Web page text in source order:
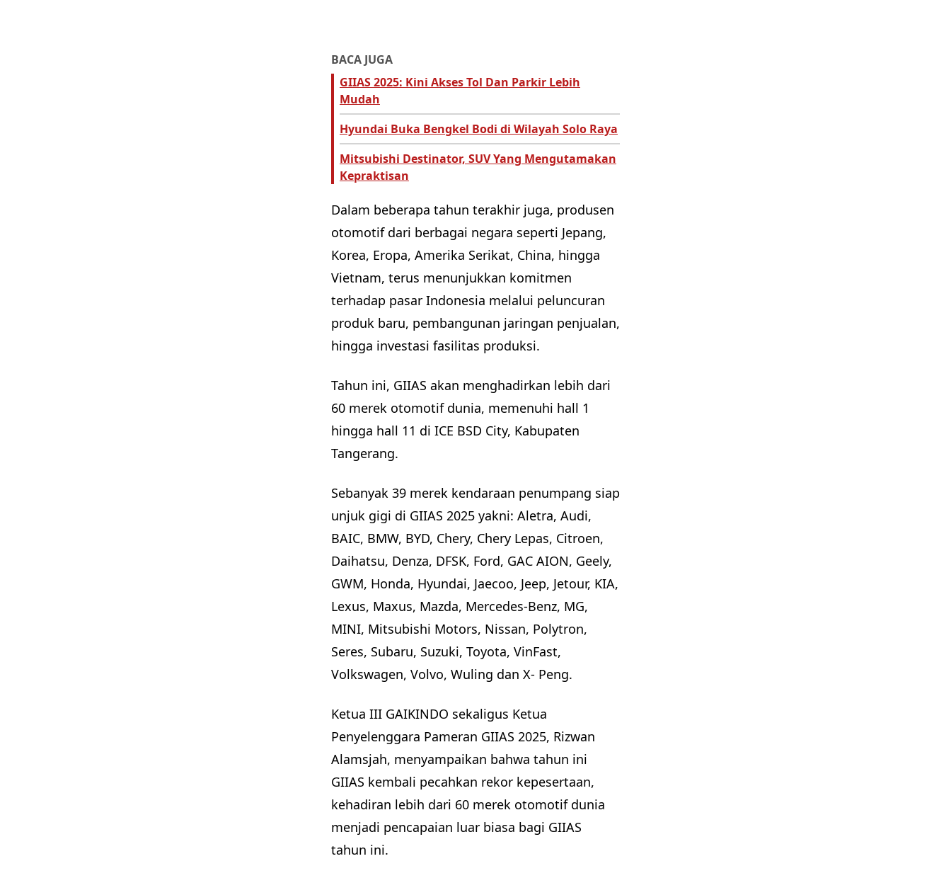
BACA JUGA
GIIAS 2025: Kini Akses Tol Dan Parkir Lebih
Mudah
Hyundai Buka Bengkel Bodi di Wilayah Solo Raya
Mitsubishi Destinator, SUV Yang Mengutamakan
Kepraktisan
Dalam beberapa tahun terakhir juga, produsen
otomotif dari berbagai negara seperti Jepang,
Korea, Eropa, Amerika Serikat, China, hingga
Vietnam, terus menunjukkan komitmen
terhadap pasar Indonesia melalui peluncuran
produk baru, pembangunan jaringan penjualan,
hingga investasi fasilitas produksi.
Tahun ini, GIIAS akan menghadirkan lebih dari
60 merek otomotif dunia, memenuhi hall 1
hingga hall 11 di ICE BSD City, Kabupaten
Tangerang.
Sebanyak 39 merek kendaraan penumpang siap
unjuk gigi di GIIAS 2025 yakni: Aletra, Audi,
BAIC, BMW, BYD, Chery, Chery Lepas, Citroen,
Daihatsu, Denza, DFSK, Ford, GAC AION, Geely,
GWM, Honda, Hyundai, Jaecoo, Jeep, Jetour, KIA,
Lexus, Maxus, Mazda, Mercedes-Benz, MG,
MINI, Mitsubishi Motors, Nissan, Polytron,
Seres, Subaru, Suzuki, Toyota, VinFast,
Volkswagen, Volvo, Wuling dan X- Peng.
Ketua III GAIKINDO sekaligus Ketua
Penyelenggara Pameran GIIAS 2025, Rizwan
Alamsjah, menyampaikan bahwa tahun ini
GIIAS kembali pecahkan rekor kepesertaan,
kehadiran lebih dari 60 merek otomotif dunia
menjadi pencapaian luar biasa bagi GIIAS
tahun ini.